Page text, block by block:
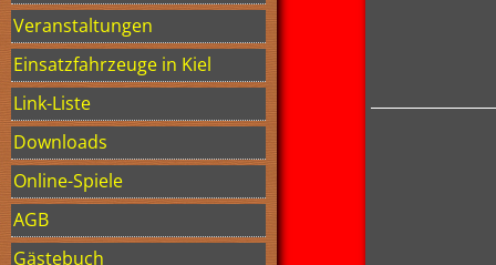
Veranstaltungen
Einsatzfahrzeuge in Kiel
Link-Liste
Downloads
Online-Spiele
AGB
Gästebuch